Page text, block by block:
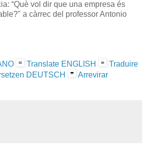
“Què vol dir que una empresa és
a càrrec del professor Antonio
Translate ENGLISH
Traduire
DEUTSCH
Arrevirar